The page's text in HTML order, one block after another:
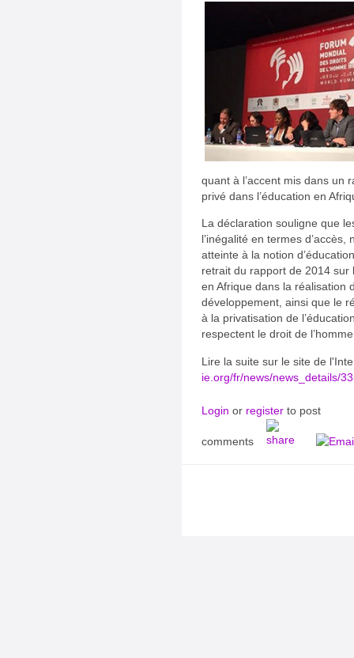
quant à l’accent mis dans un
privé dans l’éducation en
La déclaration souligne que
l’inégalité en termes
atteinte à la notion
retrait du rapport de 2014 sur
en Afrique dans la réalisation
développement, ainsi que le
à la privatisation de
respectent le droit de
Lire la suite sur le site de
ie.org/fr/news/news_details/
Login or register to post
comments